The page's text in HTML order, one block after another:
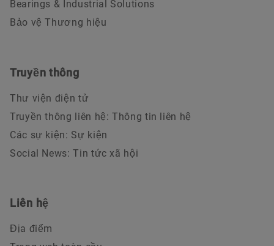
Bearings & Industrial Solutions
Bảo vệ Thương hiệu
Truyền thông
Thư viện điện tử
Truyền thông liên hệ: Thông tin liên hệ
Các sự kiện: Sự kiện
Social News: Tin tức xã hội
Liên hệ
Địa điểm